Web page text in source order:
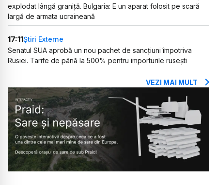
explodat lângă graniță. Bulgaria: E un aparat folosit pe scară
largă de armata ucraineană
17:11Știri Externe
Senatul SUA aprobă un nou pachet de sancțiuni împotriva
Rusiei. Tarife de până la 500% pentru importurile rusești
VEZI MAI MULT